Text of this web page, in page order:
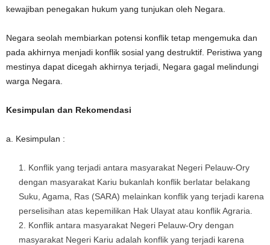
kewajiban penegakan hukum yang tunjukan oleh Negara.
Negara seolah membiarkan potensi konflik tetap mengemuka dan
pada akhirnya menjadi konflik sosial yang destruktif. Peristiwa yang
mestinya dapat dicegah akhirnya terjadi, Negara gagal melindungi
warga Negara.
Kesimpulan dan Rekomendasi
a. Kesimpulan :
Konflik yang terjadi antara masyarakat Negeri Pelauw-Ory
dengan masyarakat Kariu bukanlah konflik berlatar belakang
Suku, Agama, Ras (SARA) melainkan konflik yang terjadi karena
perselisihan atas kepemilikan Hak Ulayat atau konflik Agraria.
Konflik antara masyarakat Negeri Pelauw-Ory dengan
masyarakat Negeri Kariu adalah konflik yang terjadi karena